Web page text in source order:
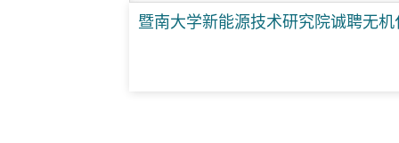
暨南大学新能源技术研究院诚聘无